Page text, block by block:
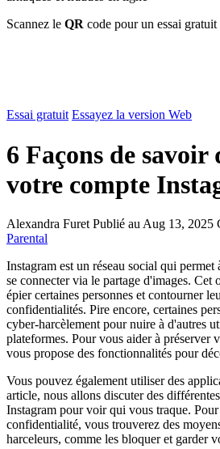
Scannez le QR code pour un essai gratuit
Essai gratuit Essayez la version Web
6 Façons de
votre compte
Alexandra Furet Publié au Aug 13, 2025
Parental
Instagram est un réseau social qui
se connecter via le partage d'images. Cet
épier certaines personnes et contourner
confidentialités. Pire encore, certaines
cyber-harcèlement pour nuire à d'autres
plateformes. Pour vous aider à préserver
vous propose des fonctionnalités pour
Vous pouvez également utiliser des
article, nous allons discuter des
Instagram pour voir qui vous traque.
confidentialité, vous trouverez des
harceleurs, comme les bloquer et garder